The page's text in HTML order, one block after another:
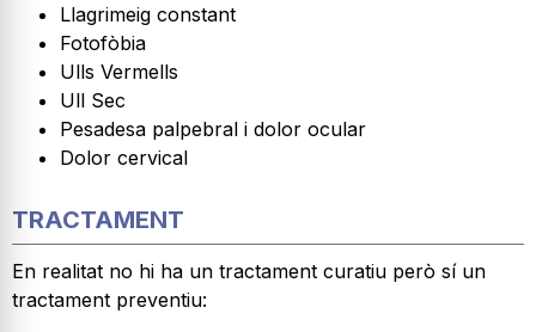
Llagrimeig constant
Fotofòbia
Ulls Vermells
Ull Sec
Pesadesa palpebral i dolor ocular
Dolor cervical
TRACTAMENT
En realitat no hi ha un tractament curatiu però sí un
tractament preventiu: